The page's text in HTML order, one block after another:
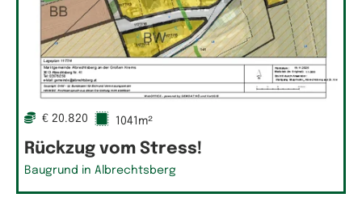
€ 20.820 1041m²
Rückzug vom Stress!
Baugrund in Albrechtsberg